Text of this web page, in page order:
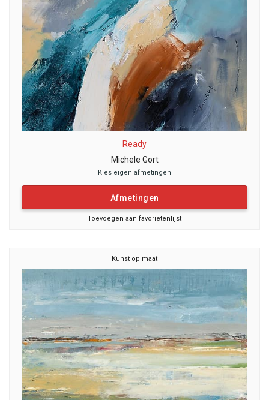
Ready
Michele Gort
Kies eigen afmetingen
Afmetingen
Toevoegen aan favorietenlijst
Kunst op maat